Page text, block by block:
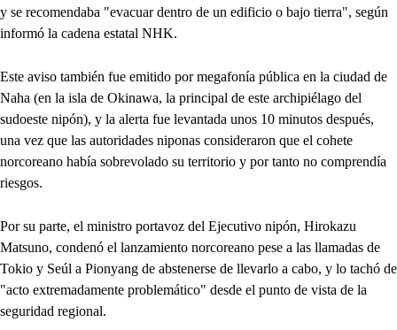
y se recomendaba "evacuar dentro de un edificio o bajo tierra", según
informó la cadena estatal NHK.
Este aviso también fue emitido por megafonía pública en la ciudad de
Naha (en la isla de Okinawa, la principal de este archipiélago del
sudoeste nipón), y la alerta fue levantada unos 10 minutos después,
una vez que las autoridades niponas consideraron que el cohete
norcoreano había sobrevolado su territorio y por tanto no comprendía
riesgos.
Por su parte, el ministro portavoz del Ejecutivo nipón, Hirokazu
Matsuno, condenó el lanzamiento norcoreano pese a las llamadas de
Tokio y Seúl a Pionyang de abstenerse de llevarlo a cabo, y lo tachó de
"acto extremadamente problemático" desde el punto de vista de la
seguridad regional.